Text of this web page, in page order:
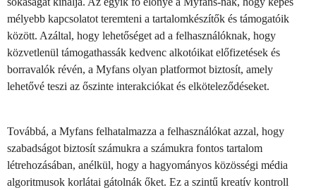
mélyebb kapcsolatot teremteni a tartalomkészítők és támogatóik
között. Azáltal, hogy lehetőséget ad a felhasználóknak, hogy
közvetlenül támogathassák kedvenc alkotóikat előfizetések és
borravalók révén, a Myfans olyan platformot biztosít, amely
lehetővé teszi az őszinte interakciókat és elköteleződéseket.
Továbbá, a Myfans felhatalmazza a felhasználókat azzal, hogy
szabadságot biztosít számukra a számukra fontos tartalom
létrehozásában, anélkül, hogy a hagyományos közösségi média
algoritmusok korlátai gátolnák őket. Ez a szintű kreatív kontroll